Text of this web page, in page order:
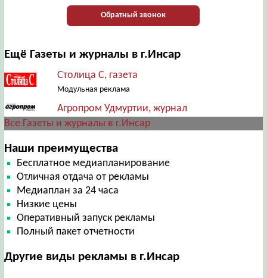
Обратный звонок
Ещё Газеты и журналы в г.Инсар
Столица С, газета
Модульная реклама
Агропром Удмуртии, журнал
Все Газеты и журналы в г.Инсар
Наши преимущества
Бесплатное медиапланирование
Отличная отдача от рекламы
Медиаплан за 24 часа
Низкие цены
Оперативный запуск рекламы
Полный пакет отчетности
Другие виды рекламы в г.Инсар